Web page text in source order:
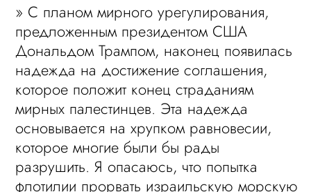
» С планом мирного урегулирования,
предложенным президентом США
Дональдом Трампом, наконец появилась
надежда на достижение соглашения,
которое положит конец страданиям
мирных палестинцев. Эта надежда
основывается на хрупком равновесии,
которое многие были бы рады
разрушить. Я опасаюсь, что попытка
флотилии прорвать израильскую морскую